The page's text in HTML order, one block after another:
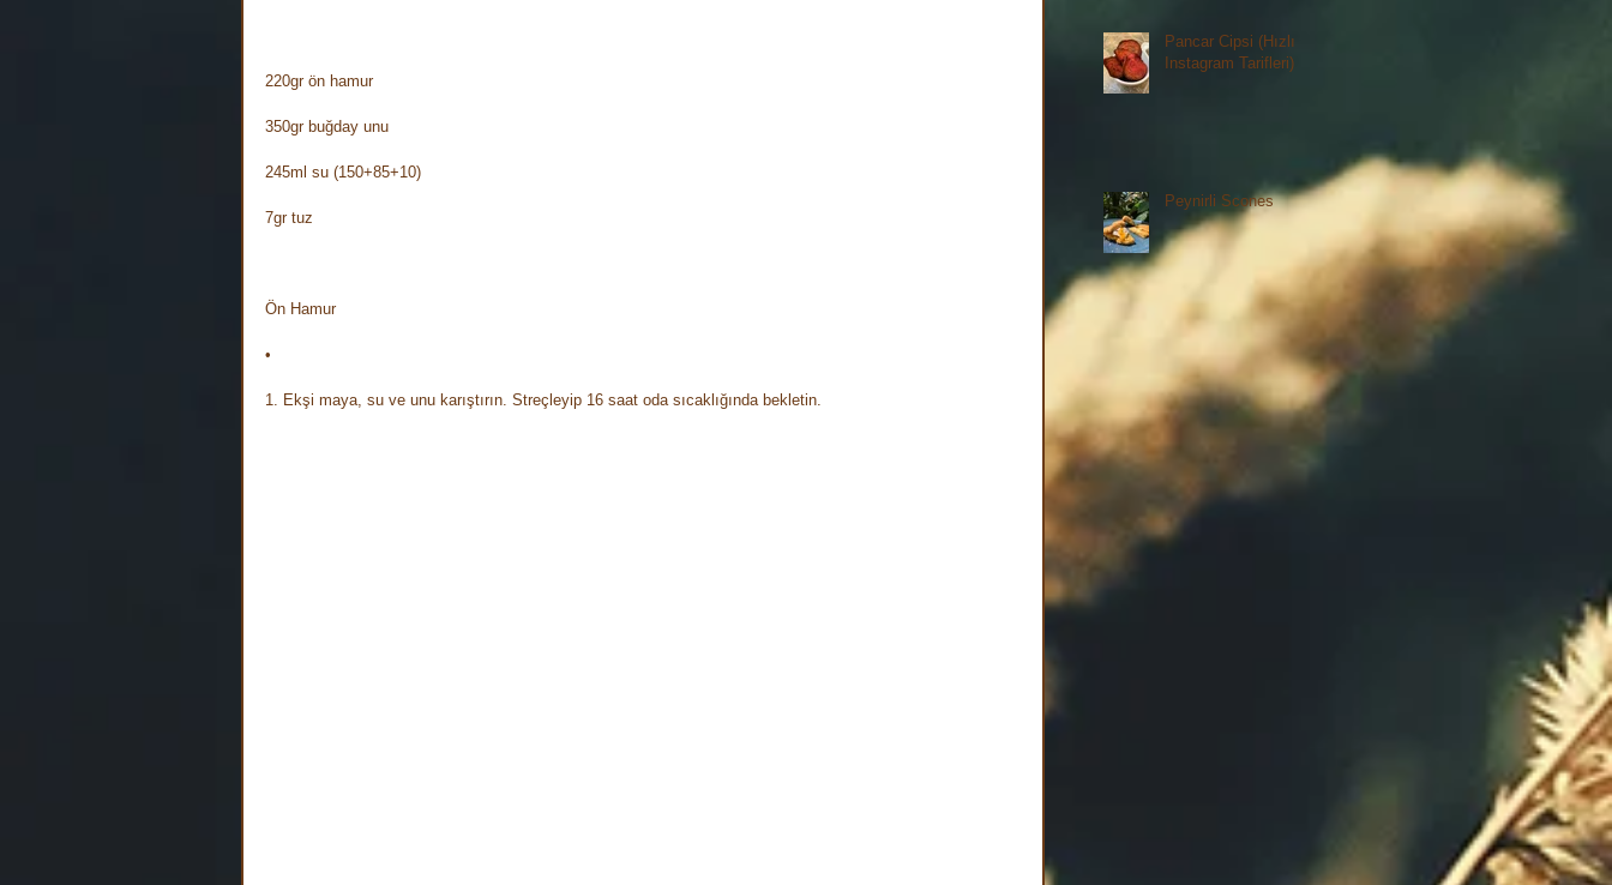
220gr ön hamur⠀
350gr buğday unu⠀
245ml su (150+85+10)⠀
7gr tuz⠀
Ön Hamur⠀
• ⠀
1. Ekşi maya, su ve unu karıştırın. Streçleyip 16 saat oda sıcaklığında bekletin. ⠀
Pancar Cipsi (Hızlı
Instagram Tarifleri)
Peynirli Scones